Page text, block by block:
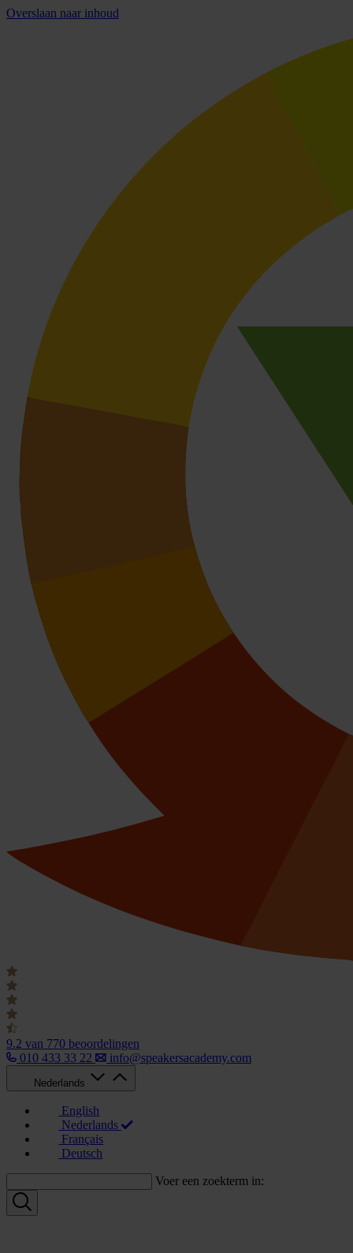
Overslaan naar inhoud
9.2 van 770 beoordelingen
010 433 33 22
info@speakersacademy.com
Nederlands
English
Nederlands
Français
Deutsch
Voer een zoekterm in: